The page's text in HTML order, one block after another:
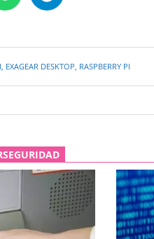
, EXAGEAR DESKTOP, RASPBERRY PI